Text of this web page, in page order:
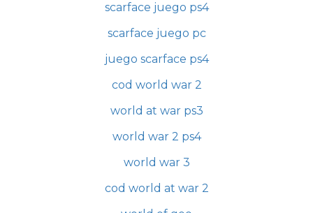
scarface juego ps4
scarface juego pc
juego scarface ps4
cod world war 2
world at war ps3
world war 2 ps4
world war 3
cod world at war 2